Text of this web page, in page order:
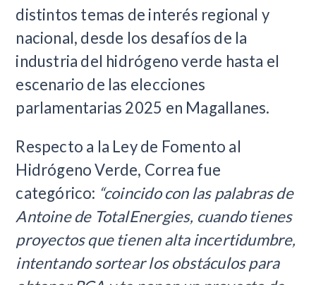
distintos temas de interés regional y
nacional, desde los desafíos de la
industria del hidrógeno verde hasta el
escenario de las elecciones
parlamentarias 2025 en Magallanes.
Respecto a la Ley de Fomento al
Hidrógeno Verde, Correa fue
categórico: “coincido con las palabras de
Antoine de TotalEnergies, cuando tienes
proyectos que tienen alta incertidumbre,
intentando sortear los obstáculos para